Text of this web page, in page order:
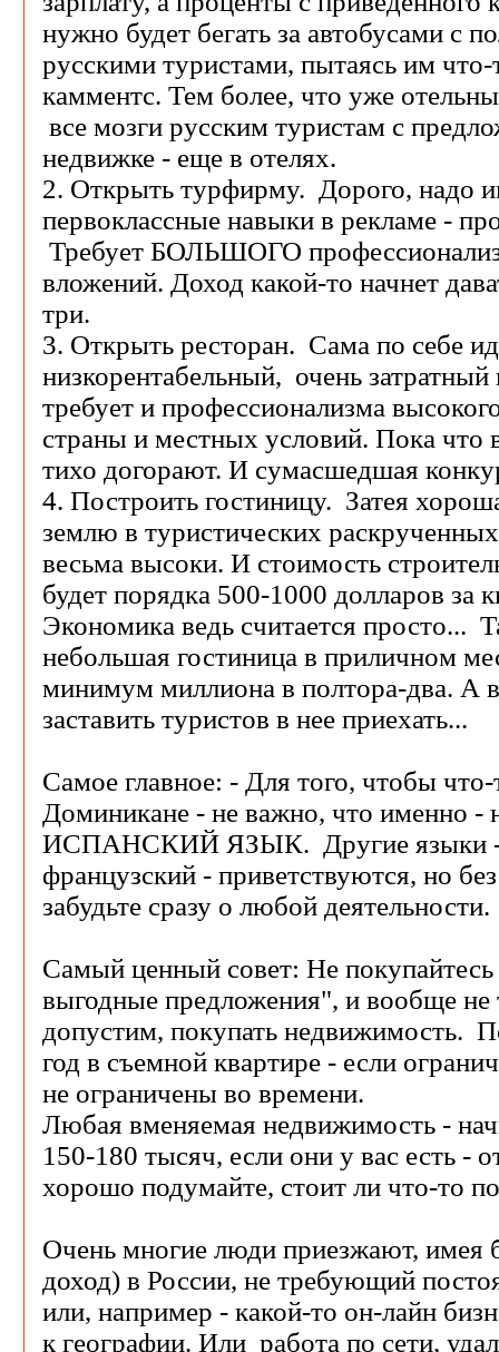
нужно будет бегать за автобусами с
русскими туристами, пытаясь им
камментс. Тем более, что уже
все мозги русским туристам с
недвижке - еще в отелях.
2. Открыть турфирму. Дорого, надо
первоклассные навыки в рекламе -
Требует БОЛЬШОГО
вложений. Доход какой-то начнет
три.
3. Открыть ресторан. Сама по себе
низкорентабельный, очень затратный
требует и профессионализма
страны и местных условий. Пока что
тихо догорают. И сумасшедшая
4. Построить гостиницу. Затея
землю в туристических
весьма высоки. И стоимость
будет порядка 500-1000 долларов за
Экономика ведь считается просто...
небольшая гостиница в приличном
минимум миллиона в полтора-два. А
заставить туристов в нее приехать...
Самое главное: - Для того, чтобы что-
Доминикане - не важно, что именно
ИСПАНСКИЙ ЯЗЫК. Другие языки -
французский - приветствуются, но
забудьте сразу о любой деятельности.
Самый ценный совет: Не
выгодные предложения", и вообще не
допустим, покупать недвижимость.
год в съемной квартире - если
не ограничены во времени.
Любая вменяемая недвижимость -
150-180 тысяч, если они у вас есть -
хорошо подумайте, стоит ли что-то
Очень многие люди приезжают, имея
доход) в России, не требующий
или, например - какой-то он-лайн
к географии. Или работа по сети,